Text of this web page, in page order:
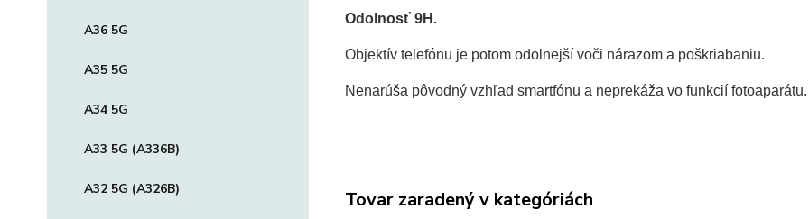
A36 5G
A35 5G
A34 5G
A33 5G (A336B)
A32 5G (A326B)
Odolnosť 9H.
Objektív telefónu je potom odolnejší voči nárazom a poškriabaniu.
Nenarúša pôvodný vzhľad smartfónu a neprekáža vo funkcií
Tovar zaradený v kategóriách